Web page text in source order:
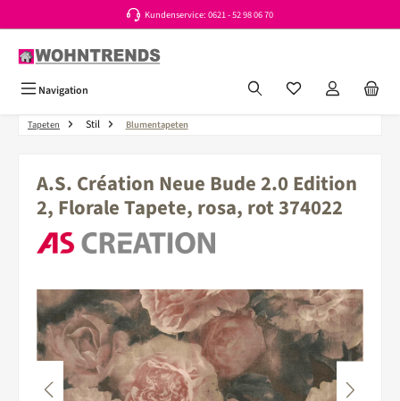
Kundenservice: 0621 - 52 98 06 70
Navigation Du hast 0 Produkte
Tapeten Stil Blumentapeten
A.S. Création Neue Bude 2.0 Edition
2, Florale Tapete, rosa, rot 374022
Bildergalerie überspringen